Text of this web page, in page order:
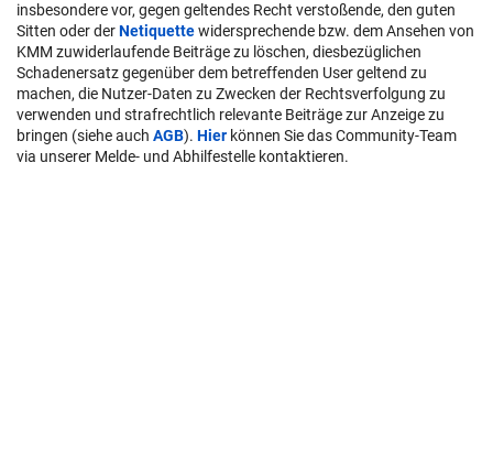
insbesondere vor, gegen geltendes Recht verstoßende, den guten
Sitten oder derNetiquettewidersprechende bzw. dem Ansehen von
KMM zuwiderlaufende Beiträge zu löschen, diesbezüglichen
Schadenersatz gegenüber dem betreffenden User geltend zu
machen, die Nutzer-Daten zu Zwecken der Rechtsverfolgung zu
verwenden und strafrechtlich relevante Beiträge zur Anzeige zu
bringen (siehe auch AGB). Hier können Sie das Community-Team
via unserer Melde- und Abhilfestelle kontaktieren.